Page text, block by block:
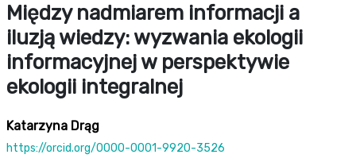
Między nadmiarem informacji a
iluzją wiedzy: wyzwania ekologii
informacyjnej w perspektywie
ekologii integralnej
Katarzyna Drąg
https://orcid.org/0000-0001-9920-3526